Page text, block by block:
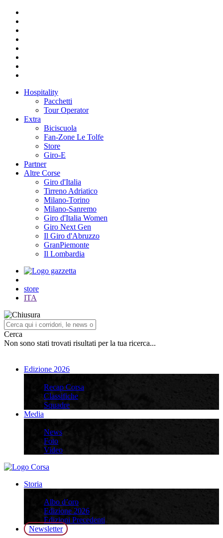
Hospitality
Pacchetti
Tour Operator
Extra
Biciscuola
Fan-Zone Le Tolfe
Store
Giro-E
Partner
Altre Corse
Giro d'Italia
Tirreno Adriatico
Milano-Torino
Milano-Sanremo
Giro d'Italia Women
Giro Next Gen
Il Giro d'Abruzzo
GranPiemonte
Il Lombardia
store
ITA
Cerca
Non sono stati trovati risultati per la tua ricerca...
Edizione 2026
Recap Corsa
Classifiche
Squadre
Media
News
Foto
Video
Storia
Albo d’oro
Edizione 2026
Edizioni Precedenti
Newsletter